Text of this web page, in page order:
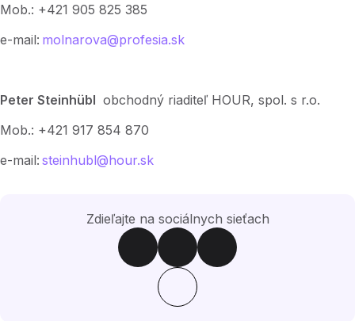
Mob.: +421 905 825 385
e-mail: molnarova@profesia.sk
Peter Steinhübl obchodný riaditeľ HOUR, spol. s r.o.
Mob.: +421 917 854 870
e-mail: steinhubl@hour.sk
Zdieľajte na sociálnych sieťach